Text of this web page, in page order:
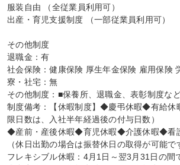
服装自由 （全従業員利用可）
出産・育児支援制度 （一部従業員利用可）
その他制度
退職金：有
社会保険：健康保険 厚生年金保険 雇用保険
寮・社宅：無
その他制度：■保養所、退職金、表彰制度な
制度備考：【休暇制度】◆慶弔休暇◆有給休
限日数は、入社半年経過後の付与日数）
◆産前・産後休暇◆育児休暇◆介護休暇◆看
（休日出勤の場合は振替休日の取得が可能
フレキシブル休暇：4月1日～翌3月31日の間